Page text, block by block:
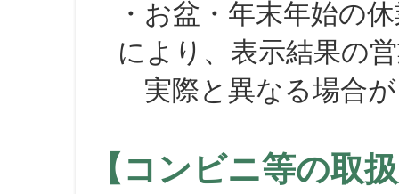
・お盆・年末年始の
により、表示結果の
実際と異なる場合が
【コンビニ等の取